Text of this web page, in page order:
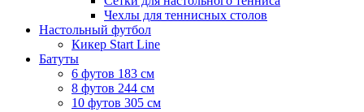
Чехлы для теннисных столов
Настольный футбол
Кикер Start Line
Батуты
6 футов 183 см
8 футов 244 см
10 футов 305 см